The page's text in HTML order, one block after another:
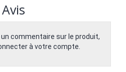
Avis
commentaire sur le produit,
à votre compte.